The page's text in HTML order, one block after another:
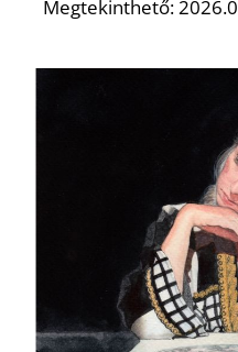
Megtekinthető: